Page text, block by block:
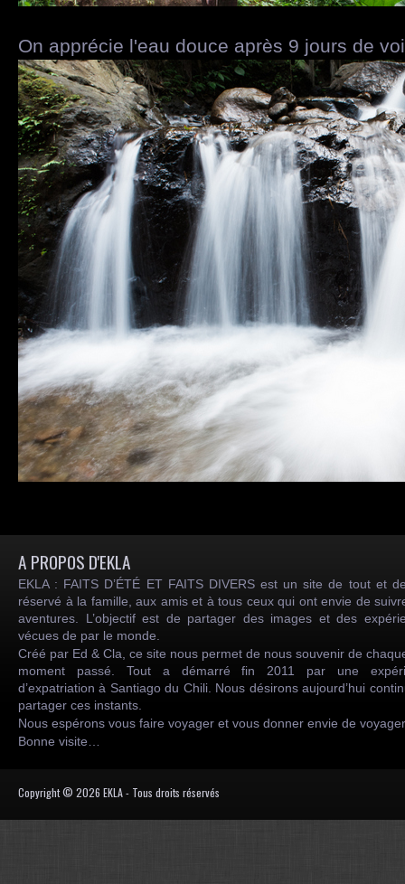
On apprécie l'eau douce après 9 jours de
A PROPOS D'EKLA
EKLA : FAITS D’ÉTÉ ET FAITS DIVERS est un site de tout et
réservé à la famille, aux amis et à tous ceux qui ont envie de
aventures. L’objectif est de partager des images et des
vécues de par le monde.
Créé par Ed & Cla, ce site nous permet de nous souvenir de
moment passé. Tout a démarré fin 2011 par une
d’expatriation à Santiago du Chili. Nous désirons aujourd’hui
partager ces instants.
Nous espérons vous faire voyager et vous donner envie de
Bonne visite…
Copyright © 2026 EKLA - Tous droits réservés